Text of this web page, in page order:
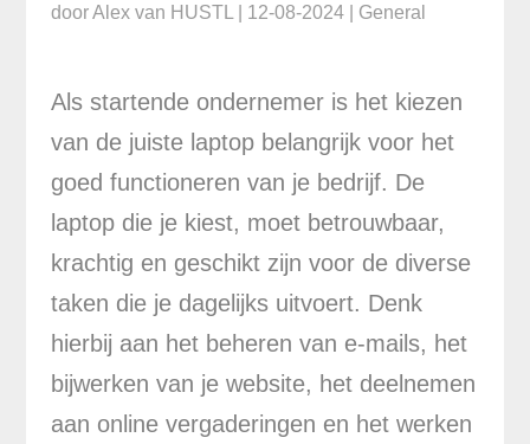
doorAlex van HUSTL 12-08-2024| General
Als startende ondernemer is het kiezen
van de juiste laptop belangrijk voor het
goed functioneren van je bedrijf. De
laptop die je kiest, moet betrouwbaar,
krachtig en geschikt zijn voor de diverse
taken die je dagelijks uitvoert. Denk
hierbij aan het beheren van e-mails, het
bijwerken van je website, het deelnemen
aan online vergaderingen en het werken